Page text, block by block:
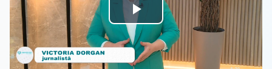
Play
Video